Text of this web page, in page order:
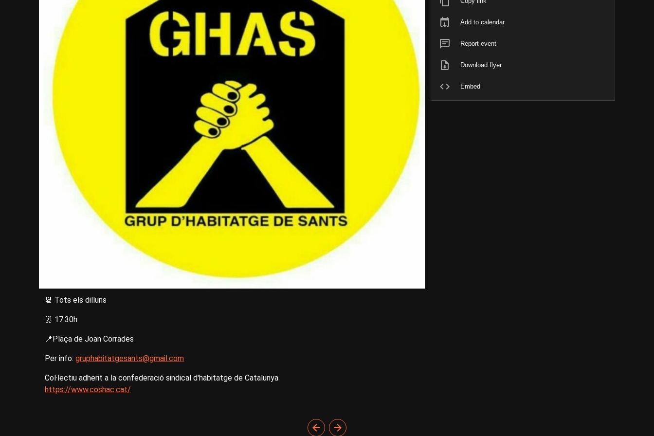
📆 Tots els dilluns
⏰ 17:30h
📍Plaça de Joan Corrades
Per info: gruphabitatgesants@gmail.com
Col·lectiu adherit a la confederació sindical d'habitatge de Catalunya
https://www.coshac.cat/
Add to calendar
Report event
Download flyer
Embed